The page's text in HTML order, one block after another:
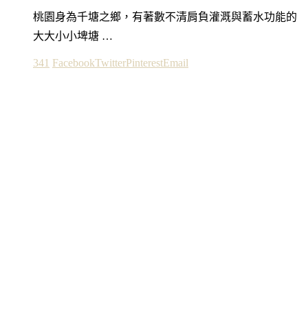
桃園身為千塘之鄉，有著數不清肩負灌溉與蓄水功能的
大大小小埤塘 …
341 FacebookTwitterPinterestEmail